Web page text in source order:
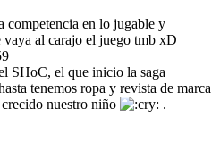
competencia en lo jugable y
al carajo el juego tmb xD
SHoC, el que inicio la saga
tenemos ropa y revista de marca
nuestro niño
.